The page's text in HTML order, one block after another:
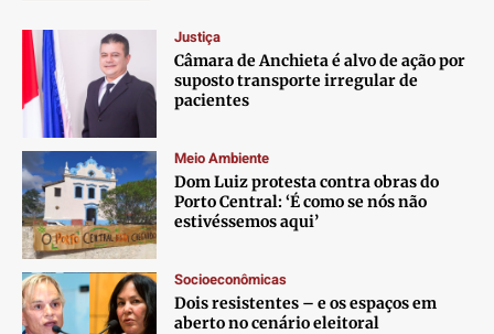
Quem Somos
Expediente
Contato
Anuncie
Termos de Uso
Privacidade
Quem Somos
Expediente
Contato
Anuncie
Termos de Uso
Privacidade
Quem Somos
Expediente
Contato
Anuncie
Termos de Uso
Privacidade
Quem Somos
Expediente
Contato
Anuncie
Termos de Uso
Privacidade
Justiça
Câmara de Anchieta é alvo de ação por
suposto transporte irregular de
pacientes
Meio Ambiente
Dom Luiz protesta contra obras do
Porto Central: ‘É como se nós não
estivéssemos aqui’
Socioeconômicas
Dois resistentes – e os espaços em
aberto no cenário eleitoral